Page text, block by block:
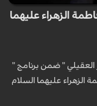
الزهراء عليهما
العقيلي " ضمن برنامج "
عليهما السلام